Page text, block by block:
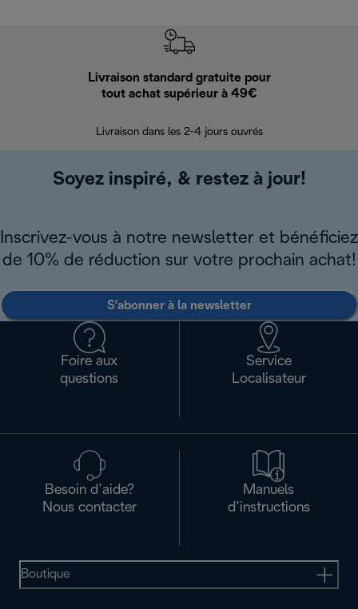
Livraison standard gratuite pour
tout achat supérieur à 49€
Livraison dans les 2-4 jours ouvrés
Soyez inspiré, & restez à jour!
Inscrivez-vous à notre newsletter et bénéficiez
de 10% de réduction sur votre prochain achat!
S'abonner à la newsletter
Foire aux
questions
Service
Localisateur
Besoin d’aide?
Nous contacter
Manuels
d’instructions
Boutique